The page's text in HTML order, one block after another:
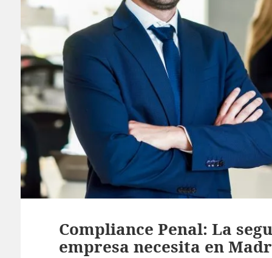
Compliance Penal: La
empresa necesita en